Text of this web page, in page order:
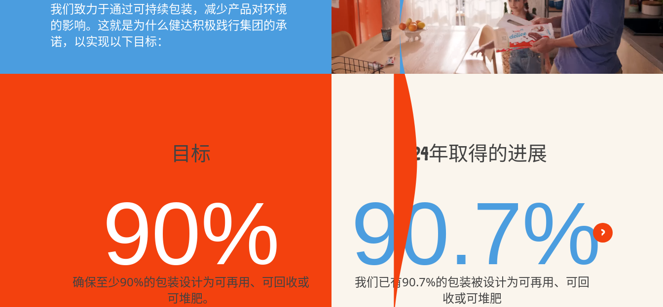
我们致力于通过可持续包装，减少产品对环境
的影响。这就是为什么健达积极践行集团的承
诺，以实现以下目标：
目标
90%
确保至少90%的包装设计为可再用、可回收或
可堆肥。
2024年取得的进展
90.7%
我们已有90.7%的包装被设计为可再用、可回
收或可堆肥
>